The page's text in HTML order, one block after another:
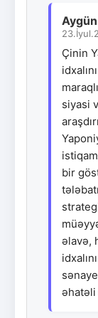
Çinin
siyasi
bir
əlavə,
əhatəli